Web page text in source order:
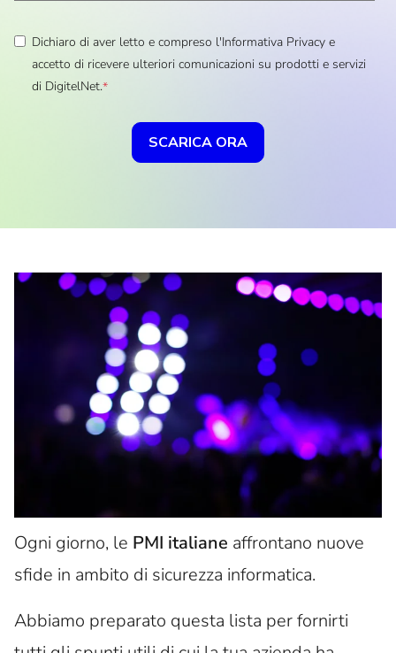
Dichiaro di aver letto e compreso l'Informativa Privacy e
accetto di ricevere ulteriori comunicazioni su prodotti e servizi
di DigitelNet.*
Ogni giorno, le PMI italiane affrontano nuove
sfide in ambito di sicurezza informatica.
Abbiamo preparato questa lista per fornirti